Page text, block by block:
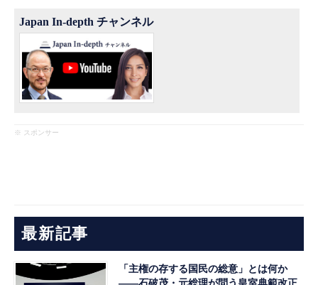
Japan In-depth チャンネル
※ スポンサー
最新記事
「主権の存する国民の総意」とは何か
――石破茂・元総理が問う皇室典範改正